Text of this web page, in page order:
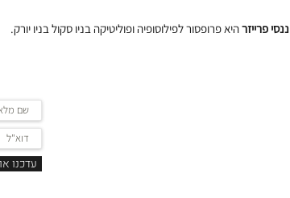
ננסי פרייזרהיא פרופסור לפילוסופיה ופוליטיקה בניו סקול בניו יורק.
עדכנו